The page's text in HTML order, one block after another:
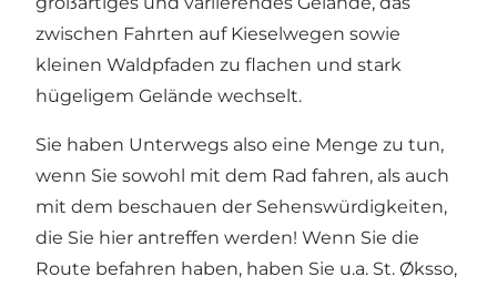
zwischen Fahrten auf Kieselwegen sowie
kleinen Waldpfaden zu flachen und stark
hügeligem Gelände wechselt.
Sie haben Unterwegs also eine Menge zu tun,
wenn Sie sowohl mit dem Rad fahren, als auch
mit dem beschauen der Sehenswürdigkeiten,
die Sie hier antreffen werden! Wenn Sie die
Route befahren haben, haben Sie u.a. St. Øksso,